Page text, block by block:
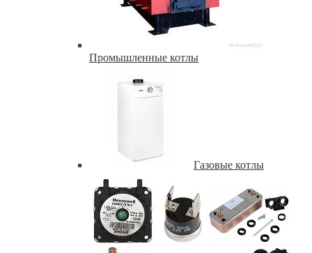
Промышленные котлы
Газовые котлы